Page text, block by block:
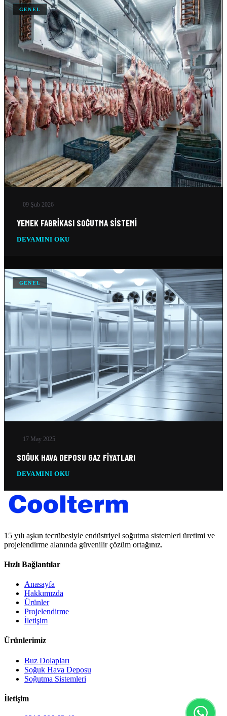
10 Şub 2026
VERI MERKEZI SOĞUTMA SISTEMLERI
10 Şub 2026
SILO SOĞUTMA SOĞUTMA SISTEMLERI
10 Şub 2026
BUZ FABRIKASI SOĞUTMA SISTEMLERI
10 Şub 2026
GENEL
09 Şub 2026
YEMEK FABRIKASI SOĞUTMA SISTEMI
DEVAMINI OKU
GENEL
17 May 2025
SOĞUK HAVA DEPOSU GAZ FIYATLARI
DEVAMINI OKU
15 yılı aşkın tecrübesiyle endüstriyel soğutma sistemleri üretimi ve
projelendirme alanında güvenilir çözüm ortağınız.
Hızlı Bağlantılar
Anasayfa
Hakkımızda
Ürünler
Projelendirme
İletişim
Ürünlerimiz
Buz Dolapları
Soğuk Hava Deposu
Soğutma Sistemleri
İletişim